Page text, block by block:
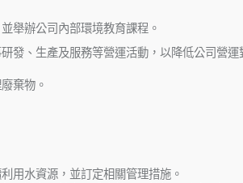
舉辦公司內部環境教育課程。
發、生產及服務等營運活動，以降低公司營運
棄物。
用水資源，並訂定相關管理措施。